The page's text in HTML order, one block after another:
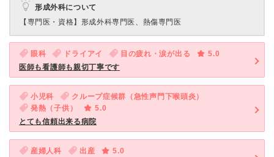
形成外科について
【専門医・資格】 形成外科専門医、熱傷専門医
眼科 ドライアイ 目の疲れ・涙が出る
5.0
医師も看護師も親切丁寧です
小児科
クループ症候群（急性声門下喉頭炎）
発熱（子供）
5.0
とても信頼出来る病院
産婦人科 出産
5.0